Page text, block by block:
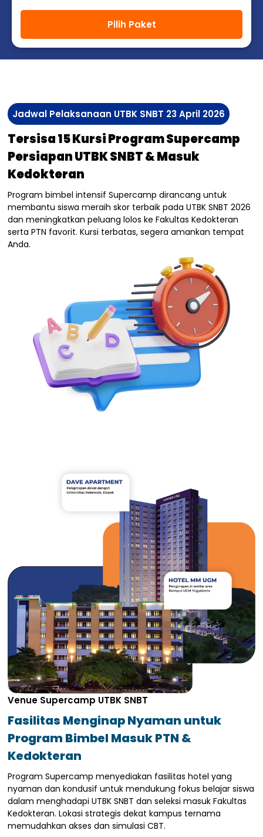
Pilih Paket
Jadwal Pelaksanaan UTBK SNBT 23 April 2026
Tersisa 15 Kursi Program Supercamp
Persiapan UTBK SNBT & Masuk
Kedokteran
Program bimbel intensif Supercamp dirancang untuk
membantu siswa meraih skor terbaik pada UTBK SNBT 2026
dan meningkatkan peluang lolos ke Fakultas Kedokteran
serta PTN favorit. Kursi terbatas, segera amankan tempat
Anda.
Venue Supercamp UTBK SNBT
Fasilitas Menginap Nyaman untuk
Program Bimbel Masuk PTN &
Kedokteran
Program Supercamp menyediakan fasilitas hotel yang
nyaman dan kondusif untuk mendukung fokus belajar siswa
dalam menghadapi UTBK SNBT dan seleksi masuk Fakultas
Kedokteran. Lokasi strategis dekat kampus ternama
memudahkan akses dan simulasi CBT.